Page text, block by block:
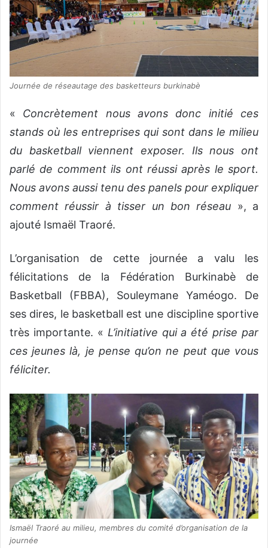
Journée de réseautage des basketteurs burkinabè
« Concrètement nous avons donc initié ces
stands où les entreprises qui sont dans le milieu
du basketball viennent exposer. Ils nous ont
parlé de comment ils ont réussi après le sport.
Nous avons aussi tenu des panels pour expliquer
comment réussir à tisser un bon réseau », a
ajouté Ismaël Traoré.
L’organisation de cette journée a valu les
félicitations de la Fédération Burkinabè de
Basketball (FBBA), Souleymane Yaméogo. De
ses dires, le basketball est une discipline sportive
très importante. « L’initiative qui a été prise par
ces jeunes là, je pense qu’on ne peut que vous
féliciter.
Ismaël Traoré au milieu, membres du comité d’organisation de la
journée